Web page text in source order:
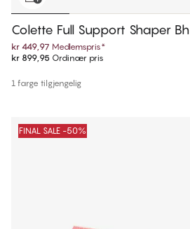
Colette Full Support Shaper Bh
kr 449,97 Medlemspris*
kr 899,95 Ordinær pris
1 farge tilgjengelig
FINAL SALE -50%